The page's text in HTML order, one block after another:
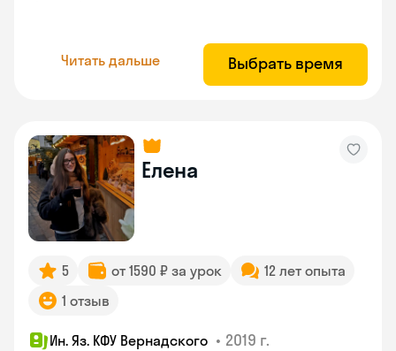
Читать дальше Выбрать время
Елена
5 от 1590 ₽ за урок
12 лет опыта
1 отзыв
Ин. Яз. КФУ Вернадского • 2019 г.